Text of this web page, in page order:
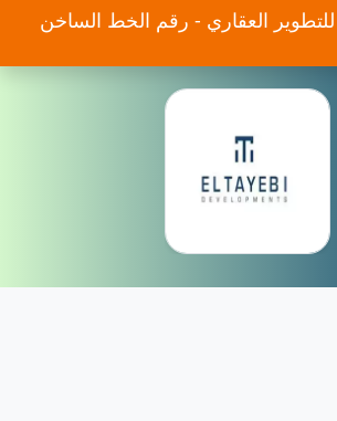
العقاري - رقم الخط الساخن